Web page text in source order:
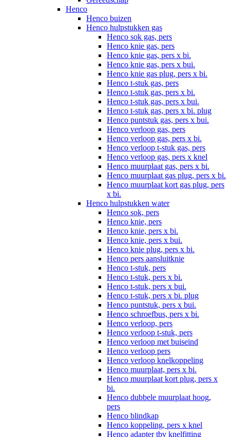
Henco
Henco buizen
Henco hulpstukken gas
Henco sok gas, pers
Henco knie gas, pers
Henco knie gas, pers x bi.
Henco knie gas, pers x bui.
Henco knie gas plug, pers x bi.
Henco t-stuk gas, pers
Henco t-stuk gas, pers x bi.
Henco t-stuk gas, pers x bui.
Henco t-stuk gas, pers x bi. plug
Henco puntstuk gas, pers x bui.
Henco verloop gas, pers
Henco verloop gas, pers x bi.
Henco verloop t-stuk gas, pers
Henco verloop gas, pers x knel
Henco muurplaat gas, pers x bi.
Henco muurplaat gas plug, pers x bi.
Henco muurplaat kort gas plug, pers
x bi.
Henco hulpstukken water
Henco sok, pers
Henco knie, pers
Henco knie, pers x bi.
Henco knie, pers x bui.
Henco knie plug, pers x bi.
Henco pers aansluitknie
Henco t-stuk, pers
Henco t-stuk, pers x bi.
Henco t-stuk, pers x bui.
Henco t-stuk, pers x bi. plug
Henco puntstuk, pers x bui.
Henco schroefbus, pers x bi.
Henco verloop, pers
Henco verloop t-stuk, pers
Henco verloop met buiseind
Henco verloop pers
Henco verloop knelkoppeling
Henco muurplaat, pers x bi.
Henco muurplaat kort plug, pers x
bi.
Henco dubbele muurplaat hoog,
pers
Henco blindkap
Henco koppeling, pers x knel
Henco adapter tbv knelfitting